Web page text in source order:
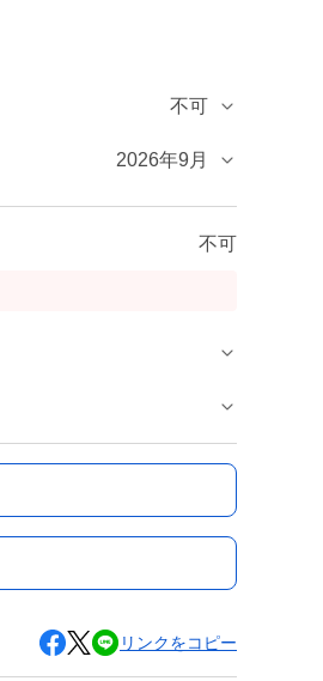
不可
2026年9月
不可
リンクをコピー